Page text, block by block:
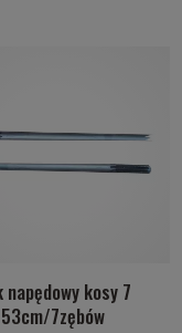
napędowy kosy 7
7zębów